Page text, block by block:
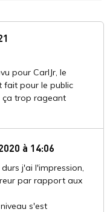
pour CarlJr, le
fait pour le public
trop rageant
à 14:06
j'ai l'impression,
par rapport aux
s'est